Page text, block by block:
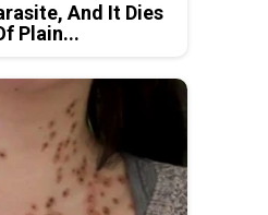
And It Dies
Plain...